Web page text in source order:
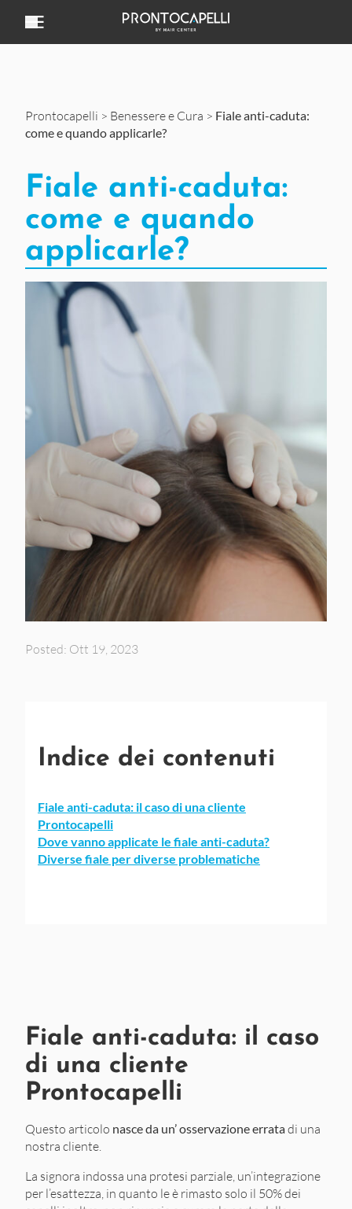
Prontocapelli > Benessere e Cura > Fiale anti-caduta:
come e quando applicarle?
Fiale anti-caduta:
come e quando
applicarle?
Posted: Ott 19, 2023
Indice dei contenuti
Fiale anti-caduta: il caso di una cliente
Prontocapelli
Dove vanno applicate le fiale anti-caduta?
Diverse fiale per diverse problematiche
Fiale anti-caduta: il caso
di una cliente
Prontocapelli
Questo articolo nasce da un’ osservazione erratadi una
nostra cliente.
La signora indossa una protesi parziale, un’integrazione
per l’esattezza, in quanto le è rimasto solo il 50% dei